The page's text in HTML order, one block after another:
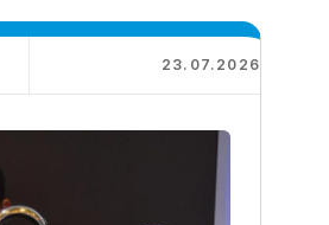
23.07.2026